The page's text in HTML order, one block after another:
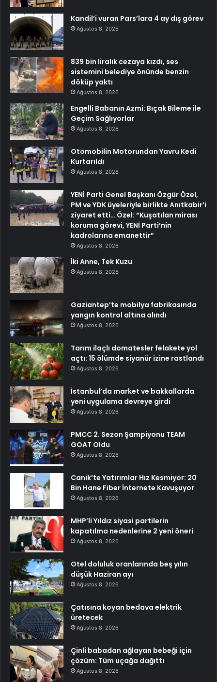
Kandil’i vuran Pars’lara 4 ay dış görev
Ağustos 8, 2026
839 bin liralık cezaya kızdı, ses
sistemini belediye önünde benzin
döküp yaktı
Ağustos 8, 2026
Engelli Babanın Azmi: Bıçak Bileme ile
Geçim Sağlıyorlar
Ağustos 8, 2026
Otomobilin Motorundan Yavru Kedi
Kurtarıldı
Ağustos 8, 2026
YENİ Parti Genel Başkanı Özgür Özel,
PM ve YDK üyeleriyle birlikte Anıtkabir’i
ziyaret etti… Özel: “Kuşatılan mirası
koruma görevi, YENİ Parti’nin
kadrolarına emanettir”
Ağustos 8, 2026
İki Anne, Tek Kuzu
Ağustos 8, 2026
Gaziantep’te mobilya fabrikasında
yangın kontrol altına alındı
Ağustos 8, 2026
Tarım ilaçlı domatesler felakete yol
açtı: 15 ölümde siyanür izine rastlandı
Ağustos 8, 2026
İstanbul’da market ve bakkallarda
yeni uygulama devreye girdi
Ağustos 8, 2026
PMCC 2. Sezon Şampiyonu TEAM
GOAT Oldu
Ağustos 8, 2026
Canik’te Yatırımlar Hız Kesmiyor: 20
Bin Hane Fiber İnternete Kavuşuyor
Ağustos 8, 2026
MHP’li Yıldız siyasi partilerin
kapatılma nedenlerine 2 yeni öneri
Ağustos 8, 2026
Otel doluluk oranlarında beş yılın
düşük Haziran ayı
Ağustos 8, 2026
Çatısına koyan bedava elektrik
üretecek
Ağustos 8, 2026
Çinli babadan ağlayan bebeği için
çözüm: Tüm uçağa dağıttı
Ağustos 8, 2026